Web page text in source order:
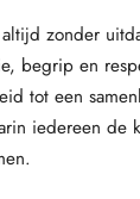
zonder
begrip en
tot een
iedereen de